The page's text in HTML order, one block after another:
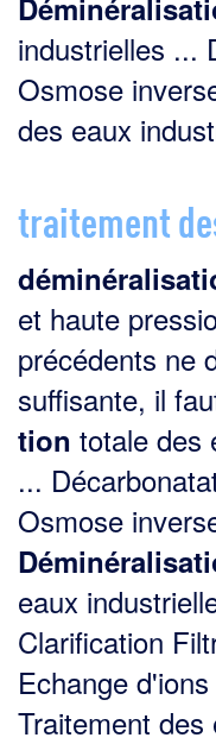
industrielles ...
Osmose
des eaux
traitement
et haute
précédents ne
suffisante, il
tion totale des
...
Osmose
eaux
Clarification
Echange d'ions
Traitement des